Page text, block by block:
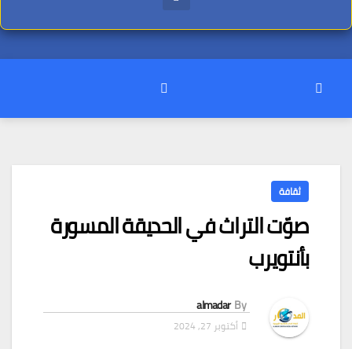
ثقافة
صوّت التراث في الحديقة المسورة
بأنتويرب
By
almadar
أكتوبر 27, 2024